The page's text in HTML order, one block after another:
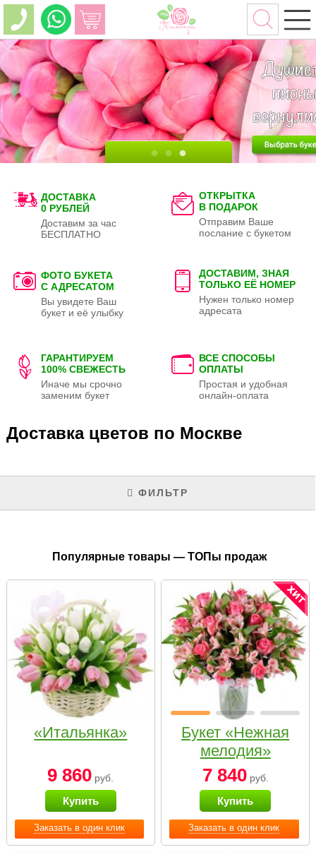
ДОСТАВКА
0 РУБЛЕЙ
Доставим за час
БЕСПЛАТНО
ОТКРЫТКА
В ПОДАРОК
Отправим Ваше
послание с букетом
ФОТО БУКЕТА
С АДРЕСАТОМ
Вы увидете Ваш
букет и её улыбку
ДОСТАВИМ, ЗНАЯ
ТОЛЬКО ЕЁ НОМЕР
Нужен только номер
адресата
ГАРАНТИРУЕМ
100% СВЕЖЕСТЬ
Иначе мы срочно
заменим букет
ВСЕ СПОСОБЫ
ОПЛАТЫ
Простая и удобная
онлайн-оплата
Доставка цветов по Москве
ФИЛЬТР
Популярные товары — ТОПы продаж
Заказать в один клик
«Итальянка»
9 860 руб.
Купить
Заказать в один клик
Букет «Нежная
мелодия»
7 840руб.
Купить